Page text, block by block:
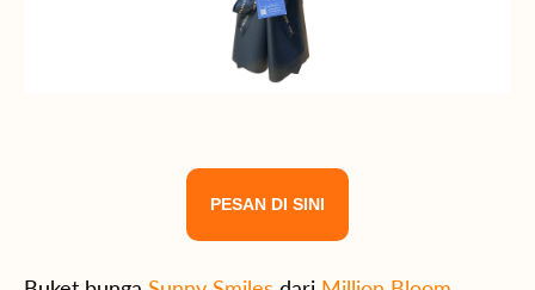
PESAN DI SINI